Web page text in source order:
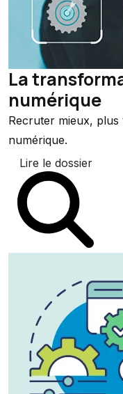
La
numérique
Recruter mieux,
numérique.
Lire le dossier